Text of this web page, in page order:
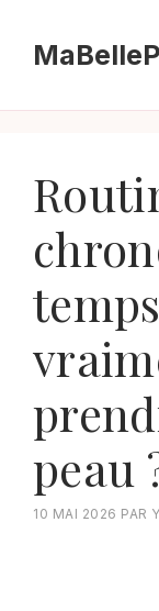
contenu
peau
10 MAI 2026 PAR